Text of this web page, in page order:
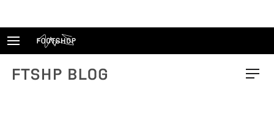
FTSHP blog Menu